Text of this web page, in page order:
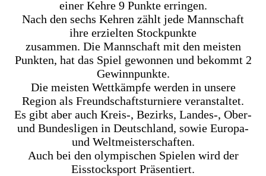
einer Kehre 9 Punkte erringen.
Nach den sechs Kehren zählt jede Mannschaft
ihre erzielten Stockpunkte
zusammen. Die Mannschaft mit den meisten
Punkten, hat das Spiel gewonnen und bekommt 2
Gewinnpunkte.
Die meisten Wettkämpfe werden in unsere
Region als Freundschaftsturniere veranstaltet.
Es gibt aber auch Kreis-, Bezirks, Landes-, Ober-
und Bundesligen in Deutschland, sowie Europa-
und Weltmeisterschaften.
Auch bei den olympischen Spielen wird der
Eisstocksport Präsentiert.